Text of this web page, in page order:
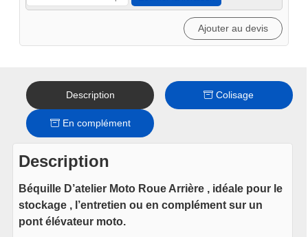
Ajouter au devis
Description Colisage
En complément
Description
Béquille D’atelier Moto Roue Arrière , idéale pour le
stockage , l’entretien ou en complément sur un
pont élévateur moto.